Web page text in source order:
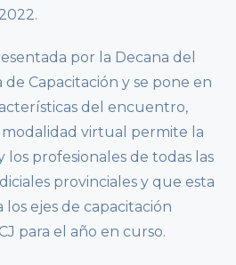
por la Decana del
de Capacitación y se pone en
del encuentro,
virtual permite la
los profesionales de todas las
provinciales y que esta
ejes de capacitación
para el año en curso.